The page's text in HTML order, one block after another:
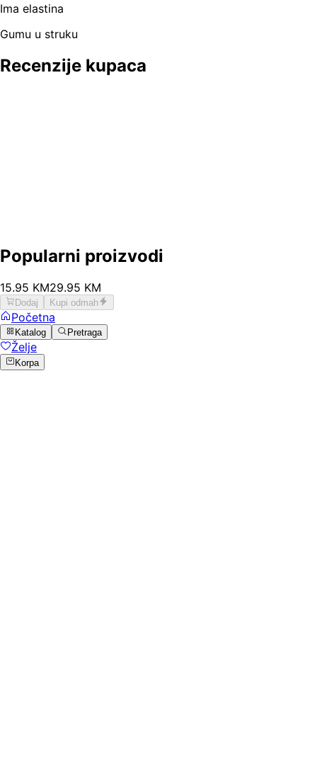
Ima elastina
Gumu u struku
Recenzije kupaca
Popularni proizvodi
15.95 KM29.95 KM
Dodaj Kupi odmah
Početna
Katalog Pretraga
Želje
Korpa